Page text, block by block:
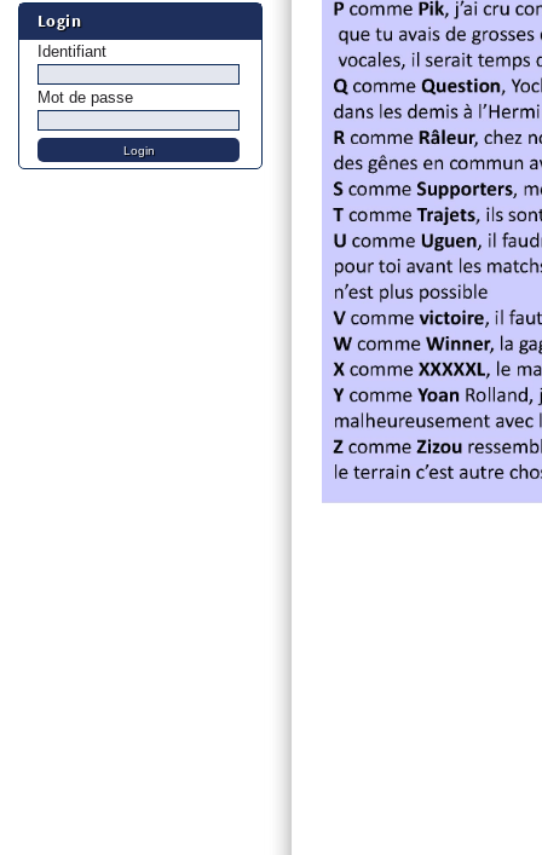
Login
Identifiant
Mot de passe